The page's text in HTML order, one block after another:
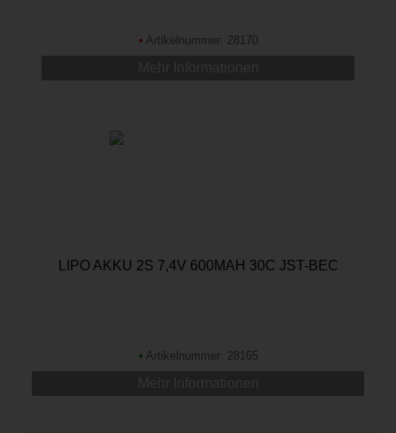
• Artikelnummer: 28170
LIPO AKKU 2S 7,4V 600MAH 30C JST-BEC
• Artikelnummer: 28165